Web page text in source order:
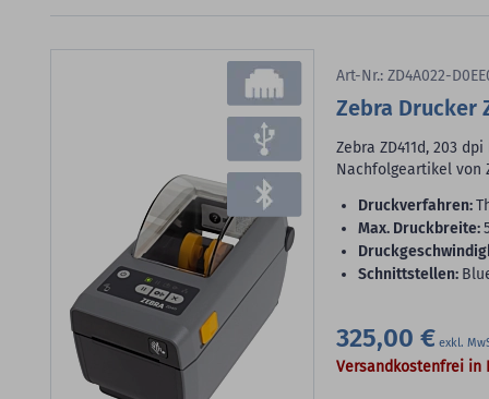
Art-Nr.: ZD4A022-
Zebra Drucker
Zebra ZD411d, 203
Nachfolgeartikel von
Druckverfahren:
max. Druckbreite:
Schnittstellen:
325,00 €
Versandkostenfrei in